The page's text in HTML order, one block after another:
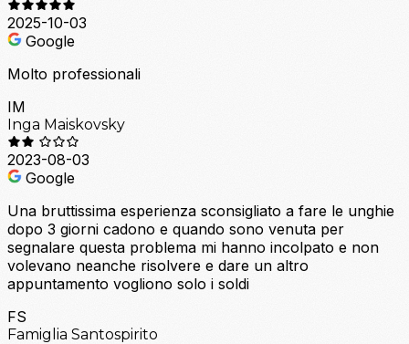
2025-10-03
Google
Molto professionali
IM
Inga Maiskovsky
2023-08-03
Google
Una bruttissima esperienza sconsigliato a fare le unghie
dopo 3 giorni cadono e quando sono venuta per
segnalare questa problema mi hanno incolpato e non
volevano neanche risolvere e dare un altro
appuntamento vogliono solo i soldi
FS
Famiglia Santospirito